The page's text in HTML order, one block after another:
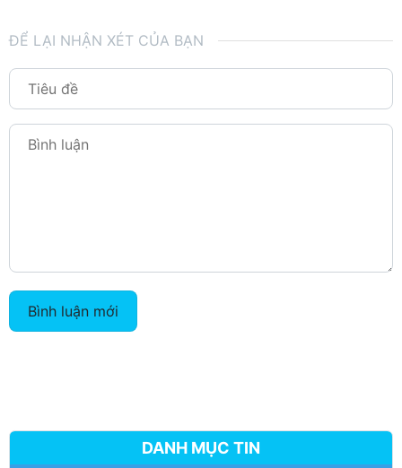
ĐỂ LẠI NHẬN XÉT CỦA BẠN
Bình luận mới
DANH MỤC TIN